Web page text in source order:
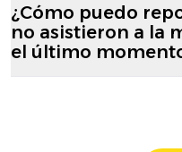
¿Cómo puedo
no asistieron a la
el último